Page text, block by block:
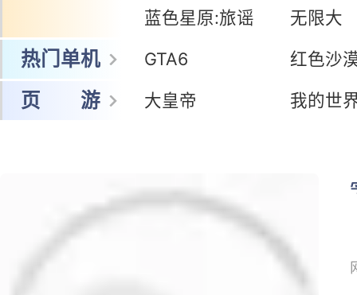
蓝色星原:旅谣
无限大
热门单机 GTA6 红色沙
页 游 大皇帝 我的世